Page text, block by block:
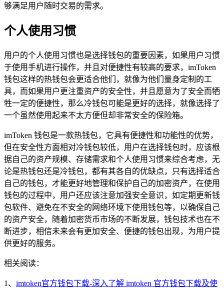
够满足用户随时交易的需求。
个人使用习惯
用户的个人使用习惯也是选择钱包的重要因素，如果用户习惯
于使用手机进行操作，并且对便捷性有较高的要求，imToken
钱包这样的热钱包会更适合他们，就像为他们量身定制的工
具，而如果用户更注重资产的安全性，并且愿意为了安全而牺
牲一定的便捷性，那么冷钱包可能是更好的选择，就像选择了
一个虽然使用起来不太方便但却非常安全的保险箱。
imToken 钱包是一款热钱包，它具有便捷性和功能性的优势，
但在安全性方面相对冷钱包较低，用户在选择钱包时，应该根
据自己的资产规模、存储需求和个人使用习惯来综合考虑，无
论是热钱包还是冷钱包，都有其各自的优缺点，只有选择适合
自己的钱包，才能更好地管理和保护自己的加密资产，在使用
钱包的过程中，用户还应该注意加强安全意识，如定期更新钱
包软件、避免在不安全的网络环境下使用钱包等，以确保自己
的资产安全，随着加密货币市场的不断发展，钱包技术也在不
断进步，相信未来会有更加安全、便捷的钱包出现，为用户提
供更好的服务。
相关阅读：
1、 imtoken官方钱包下载-深入了解 imtoken 官方钱包下载及使